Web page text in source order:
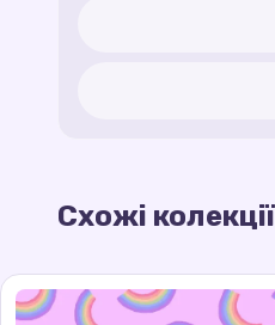
Схожі колекції